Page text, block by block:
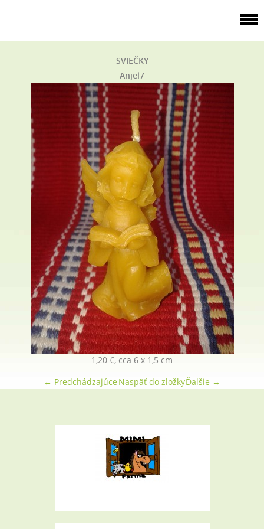
SVIEČKY
Anjel7
1,20 €, cca 6 x 1,5 cm
← Predchádzajúce
Ďalšie →
Naspäť do zložky